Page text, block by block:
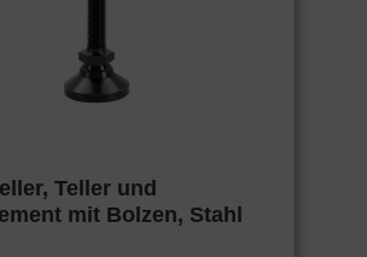
Teller und
mit Bolzen, Stahl